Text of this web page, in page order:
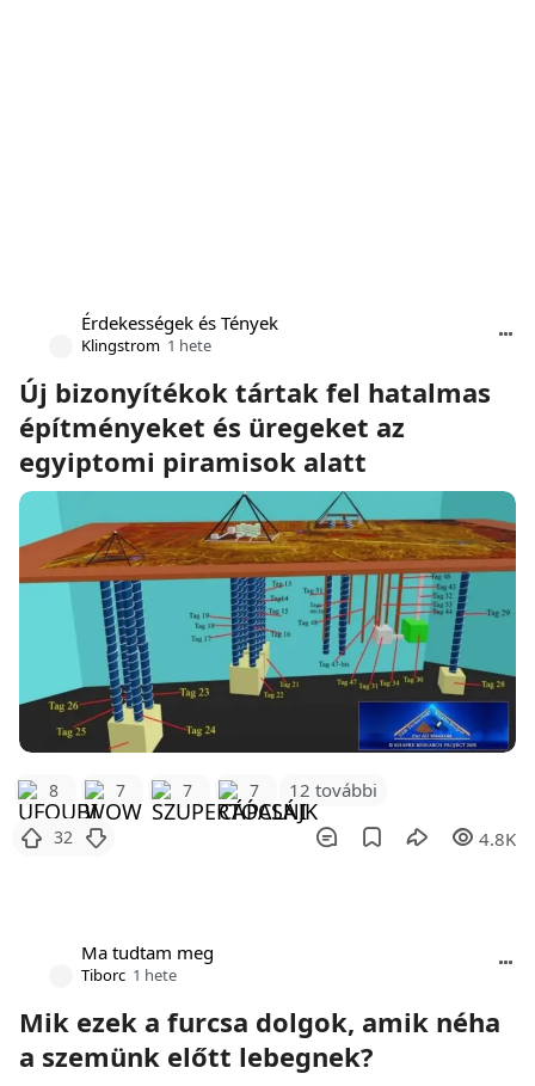
Érdekességek és Tények
Klingstrom 1 hete
Új bizonyítékok tártak fel hatalmas
építményeket és üregeket az
egyiptomi piramisok alatt
8 7 7 7 12 további
32 4.8K
Ma tudtam meg
Tiborc 1 hete
Mik ezek a furcsa dolgok, amik néha
a szemünk előtt lebegnek?